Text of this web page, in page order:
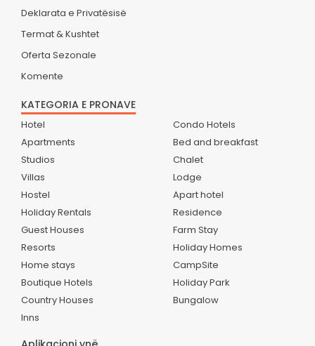
Deklarata e Privatësisë
Termat & Kushtet
Oferta Sezonale
Komente
KATEGORIA E PRONAVE
Hotel
Apartments
Studios
Villas
Hostel
Holiday Rentals
Guest Houses
Resorts
Home stays
Boutique Hotels
Country Houses
Inns
Condo Hotels
Bed and breakfast
Chalet
Lodge
Apart hotel
Residence
Farm Stay
Holiday Homes
CampSite
Holiday Park
Bungalow